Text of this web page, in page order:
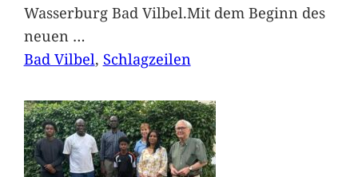
Wasserburg Bad Vilbel.Mit dem Beginn des
neuen …
Bad Vilbel, Schlagzeilen